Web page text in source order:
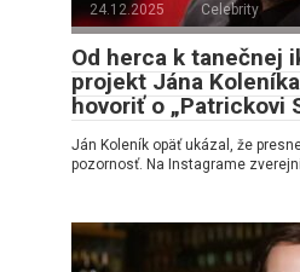
24.12.2025 Celebrity
Od herca k tanečnej
projekt Jána
hovoriť o „Patrickovi
Ján Koleník opäť ukázal, že
pozornosť. Na Instagrame